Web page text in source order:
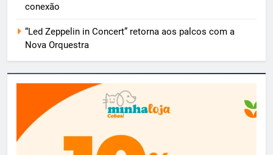
conexão
“Led Zeppelin in Concert” retorna aos palcos com a
Nova Orquestra